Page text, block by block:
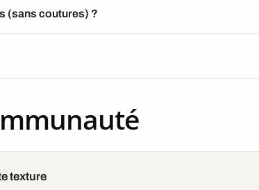
(sans coutures) ?
texture